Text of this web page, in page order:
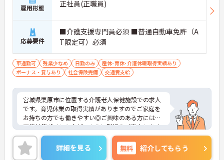
雇用形態 正社員(正職員)
応募要件
■介護支援専門員必須 ■普通自動車免許（A
T限定可）必須
車通勤可 残業少なめ 日勤のみ
産休･育休･介護休暇取得実績あり
ボーナス・賞与あり
社会保険完備 交通費支給
宮城県栗原市に位置する介護老人保健施設での求人
です。育児休業の取得実績がありますのでご家庭を
お持ちの方でも働きやすい◎ご興味のある方には、
面接対策ポイントなど、さらに詳細をご案内します
のでお気軽にご相談ください！
詳細を見る 無料 紹介してもらう